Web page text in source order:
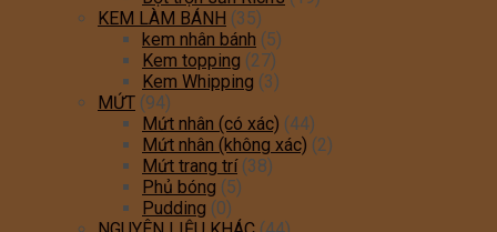
KEM LÀM BÁNH (35)
kem nhân bánh (5)
Kem topping (27)
Kem Whipping (3)
MỨT (94)
Mứt nhân (có xác) (44)
Mứt nhân (không xác) (2)
Mứt trang trí (38)
Phủ bóng (5)
Pudding (0)